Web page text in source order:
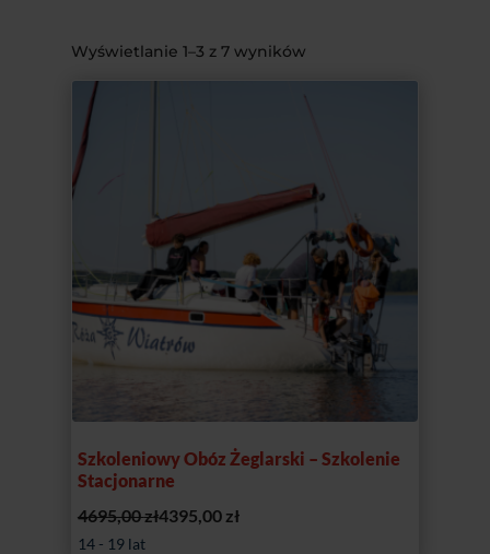
Wyświetlanie 1–3 z 7 wyników
Szkoleniowy Obóz Żeglarski – Szkolenie
Stacjonarne
4695,00złPierwotna
4395,00 złAktualna
14 - 19 lat